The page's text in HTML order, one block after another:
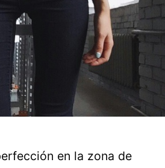
en la zona de